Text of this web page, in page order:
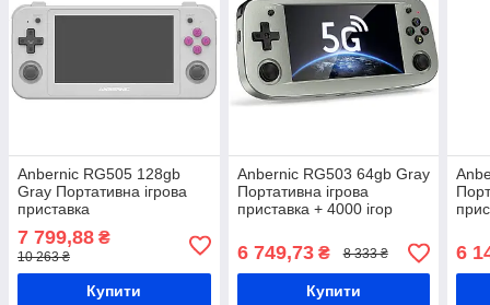
Anbernic RG505 128gb
Gray Портативна ігрова
приставка
7 799,88 ₴
10 263 ₴
Купити
Anbernic RG503 64gb Gray
Портативна ігрова
приставка + 4000 ігор
6 749,73₴ 8 333 ₴
Купити
6